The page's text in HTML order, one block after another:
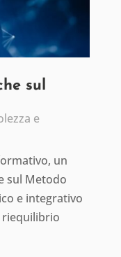
sul
e
un
sul Metodo
e integrativo
riequilibrio